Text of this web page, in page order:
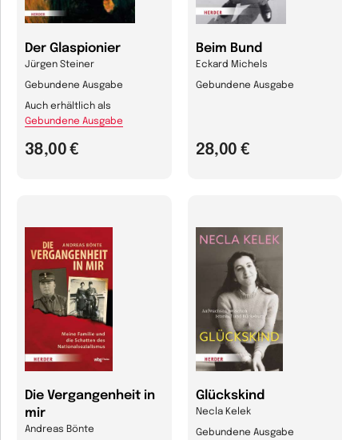
Der Glaspionier
Jürgen Steiner
Gebundene Ausgabe
38,00 €
Auch erhältlich als
Gebundene Ausgabe
Beim Bund
Eckard Michels
Gebundene Ausgabe
28,00 €
Die Vergangenheit in
mir
Andreas Bönte
Glückskind
Necla Kelek
Gebundene Ausgabe